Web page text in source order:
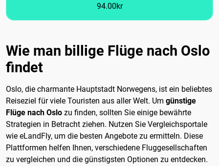
94.00kr
Wie man billige Flüge nach Oslo
findet
Oslo, die charmante Hauptstadt Norwegens, ist ein beliebtes
Reiseziel für viele Touristen aus aller Welt. Um günstige
Flüge nach Oslo zu finden, sollten Sie einige bewährte
Strategien in Betracht ziehen. Nutzen Sie Vergleichsportale
wie eLandFly, um die besten Angebote zu ermitteln. Diese
Plattformen helfen Ihnen, verschiedene Fluggesellschaften
zu vergleichen und die günstigsten Optionen zu entdecken.